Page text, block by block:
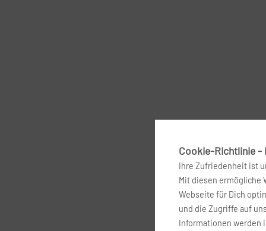
Cookie-Richtlinie -
Ihre Zufriedenheit ist
Mit diesen ermögliche
Webseite für Dich
und die Zugriffe auf
Informationen werden